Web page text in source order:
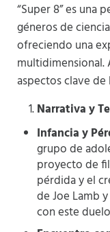
“Super 8” es una
géneros de
ofreciendo una
multidimensional.
aspectos clave de
Narrativa y
Infancia y
grupo de
proyecto de
pérdida y el
de Joe Lamb
con este